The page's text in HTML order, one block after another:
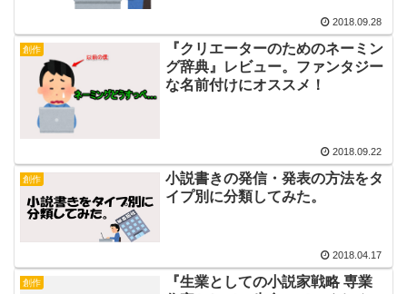
2018.09.28
創作
『クリエーターのためのネーミン
グ辞典』レビュー。ファンタジー
な名前付けにオススメ！
2018.09.22
創作
小説書きの発信・発表の方法をタ
イプ別に分類してみた。
2018.04.17
創作
『生業としての小説家戦略 専業